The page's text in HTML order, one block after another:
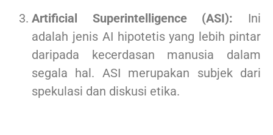
Artificial Superintelligence (ASI): Ini
adalah jenis AI hipotetis yang lebih pintar
daripada kecerdasan manusia dalam
segala hal. ASI merupakan subjek dari
spekulasi dan diskusi etika.